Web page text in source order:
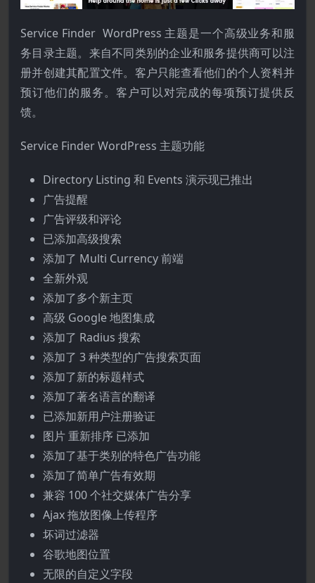
Service Finder WordPress 主题是一个高级业务和服
务目录主题。来自不同类别的企业和服务提供商可以注
册并创建其配置文件。客户只能查看他们的个人资料并
预订他们的服务。客户可以对完成的每项预订提供反
馈。
Service Finder WordPress 主题功能
Directory Listing 和 Events 演示现已推出
广告提醒
广告评级和评论
已添加高级搜索
添加了 Multi Currency 前端
全新外观
添加了多个新主页
高级 Google 地图集成
添加了 Radius 搜索
添加了 3 种类型的广告搜索页面
添加了新的标题样式
添加了著名语言的翻译
已添加新用户注册验证
图片 重新排序 已添加
添加了基于类别的特色广告功能
添加了简单广告有效期
兼容 100 个社交媒体广告分享
Ajax 拖放图像上传程序
坏词过滤器
谷歌地图位置
无限的自定义字段